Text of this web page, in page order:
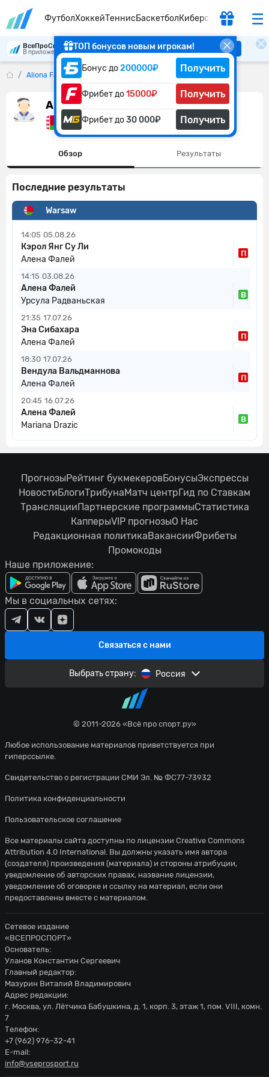
ФутболХоккейТеннисБаскетболКиберспорт
ТОП бонусов новым игрокам!
Бонус до200000₽ Получить
Фрибет до15000₽ Получить
Фрибет до30 000₽ Получить
ВсеПроСпорт
В приложении удобнее Скачать
Aliona Falei
Aliona Falei
Беларусь
Обзор Результаты
Последние результаты
Warsaw
14:05 05.08.26
Кэрол Янг Су Ли
Алена Фалей
П
14:15 03.08.26
Алена Фалей
Урсула Радваньская
В
21:35 17.07.26
Эна Сибахара
Алена Фалей
П
18:30 17.07.26
Вендула Вальдманнова
Алена Фалей
П
20:45 16.07.26
Алена Фалей
Mariana Drazic
В
© 2011-2026 «Всё про спорт.ру»
Любое использование материалов приветствуется при
гиперссылке.
Свидетельство о регистрации СМИ Эл. № ФС77-73932
Политика конфиденциальности
Пользовательское соглашение
ПрогнозыРейтинг букмекеровБонусыЭкспрессы
НовостиБлогиТрибунаМатч центрГид по Ставкам
ТрансляцииПартнерские программыСтатистика
КапперыVIP прогнозыО Нас
Редакционная политикаВакансииФрибеты
Промокоды
Наше приложение:
Связаться с нами
Мы в социальных сетях:
Выбрать страну: Россия
Все материалы сайта доступны по лицензии Creative Commons
Attribution 4.0 International. Вы должны указать имя автора
(создателя) произведения (материала) и стороны атрибуции,
уведомление об авторских правах, название лицензии,
уведомление об оговорке и ссылку на материал, если они
предоставлены вместе с материалом.
Сетевое издание
«ВСЕПРОСПОРТ»
Основатель:
Уланов Константин Сергеевич
Главный редактор:
Мазурин Виталий Владимирович
Адрес редакции:
г. Москва, ул. Лётчика Бабушкина, д. 1, корп. 3, этаж 1, пом. VIII, комн.
7
Телефон:
+7 (962) 976-32-41
E-mail:
info@vseprosport.ru